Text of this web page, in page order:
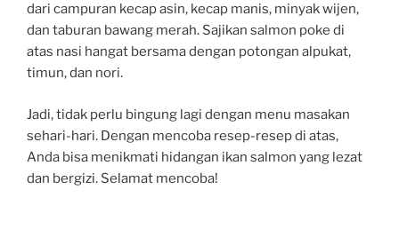
dari campuran kecap asin, kecap manis, minyak wijen,
dan taburan bawang merah. Sajikan salmon poke di
atas nasi hangat bersama dengan potongan alpukat,
timun, dan nori.
Jadi, tidak perlu bingung lagi dengan menu masakan
sehari-hari. Dengan mencoba resep-resep di atas,
Anda bisa menikmati hidangan ikan salmon yang lezat
dan bergizi. Selamat mencoba!